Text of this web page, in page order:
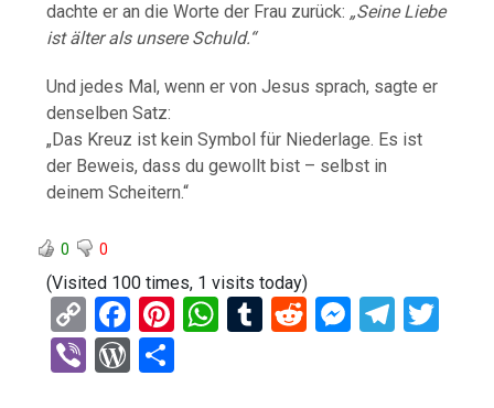
dachteerandieWorteder Frau zurück: „SeineLiebe
istälterals unsereSchuld.“
Undjedes Mal,wennervonJesus sprach, sagteer
denselbenSatz:
„ Das Kreuz ist keinSymbolfür Niederlage. Es ist
der Beweis,dassdugewollt bist – selbst in
deinemScheitern.“
0 0
(Visited 100 times, 1 visits today)
C
o
py
F
a
ce
Pi
W
T
R
M
T
Vi
W